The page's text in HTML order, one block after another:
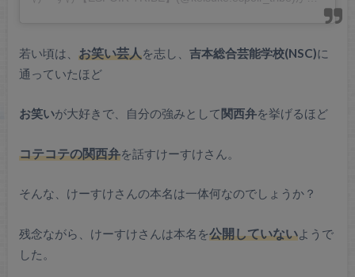
若い頃は、 お笑い芸人を志し、 吉本総合芸能学校(NSC)に
通っていたほど
お笑いが大好きで、自分の強みとして 関西弁を挙げるほど
コテコテの関西弁を話すけーすけさん。
そんな、けーすけさんの本名は一体何なのでしょうか？
残念ながら、けーすけさんは本名を公開していないようで
した。